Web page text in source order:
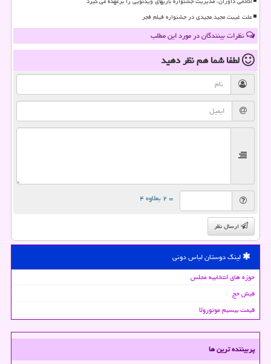
علت غیبت مجید مجیدی در جشنواره فیلم فجر
نظرات بینندگان در مورد این مطلب
لطفا شما همنظر دهید
= ۲ بعلاوه ۴
ارسال نظر
لینک دوستان لباس دونی
حوزه های انتخابیه مجلس
فیش حج
قیمت بیسیم موتورولا
پربیننده ترین ها